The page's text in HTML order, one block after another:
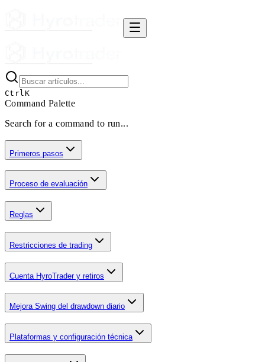
CtrlK
Command Palette
Search for a command to run...
Primeros pasos
Proceso de evaluación
Reglas
Restricciones de trading
Cuenta HyroTrader y retiros
Mejora Swing del drawdown diario
Plataformas y configuración técnica